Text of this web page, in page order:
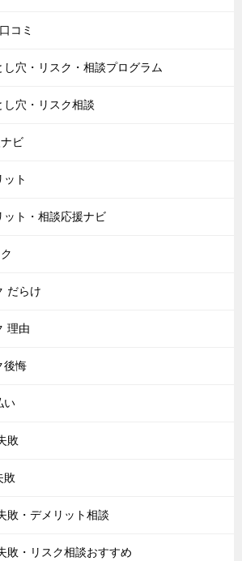
コミ
穴・リスク・相談プログラム
穴・リスク相談
ビ
ト
ト・相談応援ナビ
だらけ
理由
後悔
い
敗
敗
敗・デメリット相談
敗・リスク相談おすすめ